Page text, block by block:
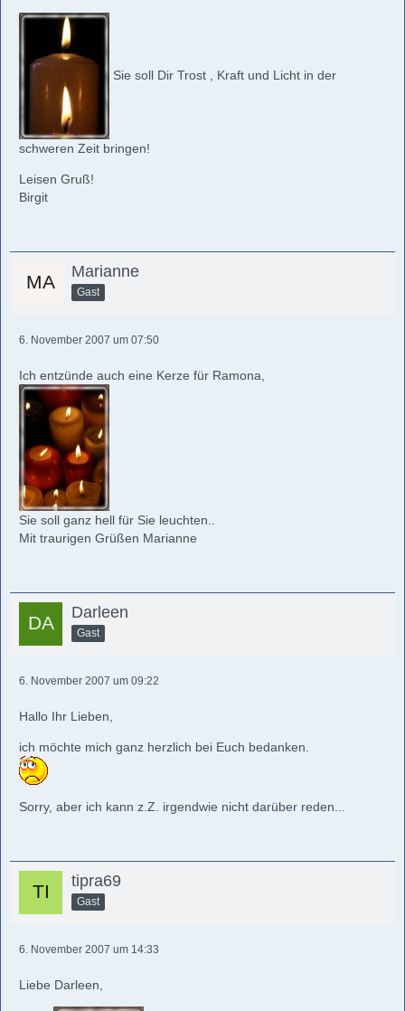
Sie soll Dir Trost , Kraft und Licht in der
schweren Zeit bringen!
Leisen Gruß!
Birgit
Marianne
Gast
6. November 2007 um 07:50
Ich entzünde auch eine Kerze für Ramona,
Sie soll ganz hell für Sie leuchten..
Mit traurigen Grüßen Marianne
Darleen
Gast
6. November 2007 um 09:22
Hallo Ihr Lieben,
ich möchte mich ganz herzlich bei Euch bedanken.
Sorry, aber ich kann z.Z. irgendwie nicht darüber reden...
tipra69
Gast
6. November 2007 um 14:33
Liebe Darleen,